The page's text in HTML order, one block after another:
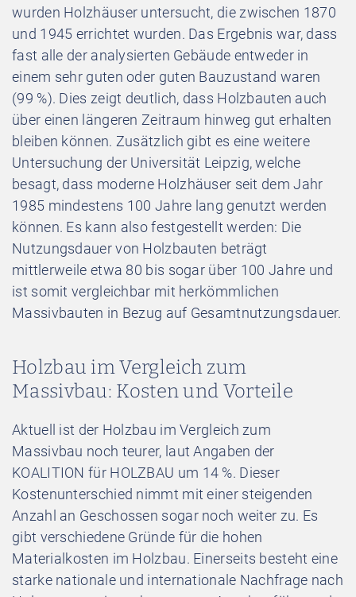
wurden Holzhäuser untersucht, die zwischen 1870
und 1945 errichtet wurden. Das Ergebnis war, dass
fast alle der analysierten Gebäude entweder in
einem sehr guten oder guten Bauzustand waren
(99 %). Dies zeigt deutlich, dass Holzbauten auch
über einen längeren Zeitraum hinweg gut erhalten
bleiben können. Zusätzlich gibt es eine weitere
Untersuchung der Universität Leipzig, welche
besagt, dass moderne Holzhäuser seit dem Jahr
1985 mindestens 100 Jahre lang genutzt werden
können. Es kann also festgestellt werden: Die
Nutzungsdauer von Holzbauten beträgt
mittlerweile etwa 80 bis sogar über 100 Jahre und
ist somit vergleichbar mit herkömmlichen
Massivbauten in Bezug auf Gesamtnutzungsdauer.
Holzbau im Vergleich zum
Massivbau: Kosten und Vorteile
Aktuell ist der Holzbau im Vergleich zum
Massivbau noch teurer, laut Angaben der
KOALITION für HOLZBAU um 14 %. Dieser
Kostenunterschied nimmt mit einer steigenden
Anzahl an Geschossen sogar noch weiter zu. Es
gibt verschiedene Gründe für die hohen
Materialkosten im Holzbau. Einerseits besteht eine
starke nationale und internationale Nachfrage nach